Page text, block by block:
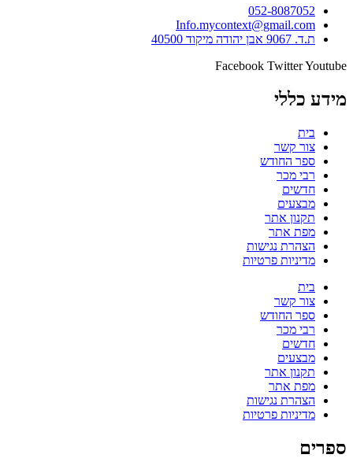
052-8087052
Info.mycontext@gmail.com
ת.ד. 9067 אבן יהודה מיקוד 40500
Facebook TwitterYoutube
מידע כללי
בית
צור קשר
ספר החודש
רבי מכר
חדשים
מבצעים
תקנון אתר
מפת אתר
הצהרת נגישות
מדיניות פרטיות
בית
צור קשר
ספר החודש
רבי מכר
חדשים
מבצעים
תקנון אתר
מפת אתר
הצהרת נגישות
מדיניות פרטיות
ספרים